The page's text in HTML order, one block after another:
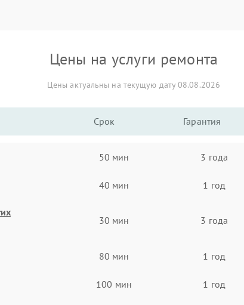
Цены на услуги ремонта
Цены актуальны на текущую дату 08.08.2026
Срок Гарантия
50 мин 3 года
40 мин 1 год
30 мин 3 года
80 мин 1 год
100 мин 1 год